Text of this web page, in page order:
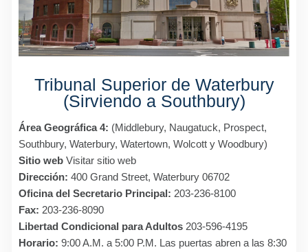
Tribunal Superior de Waterbury
(Sirviendo a Southbury)
Área Geográfica 4: (Middlebury, Naugatuck, Prospect,
Southbury, Waterbury, Watertown, Wolcott y Woodbury)
Sitio web Visitar sitio web
Dirección: 400 Grand Street, Waterbury 06702
Oficina del Secretario Principal: 203-236-8100
Fax: 203-236-8090
Libertad Condicional para Adultos 203-596-4195
Horario: 9:00 A.M. a 5:00 P.M. Las puertas abren a las 8:30